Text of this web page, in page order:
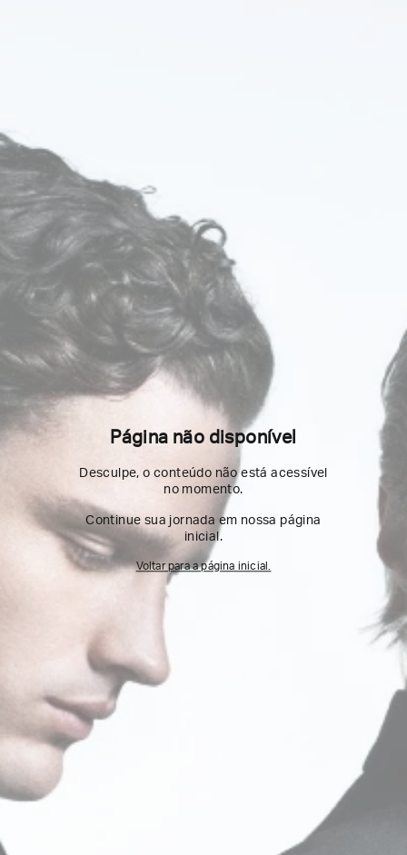
Página não disponível
Desculpe, o conteúdo não está acessível
no momento.
Continue sua jornada em nossa página
inicial.
Voltar para a página inicial.